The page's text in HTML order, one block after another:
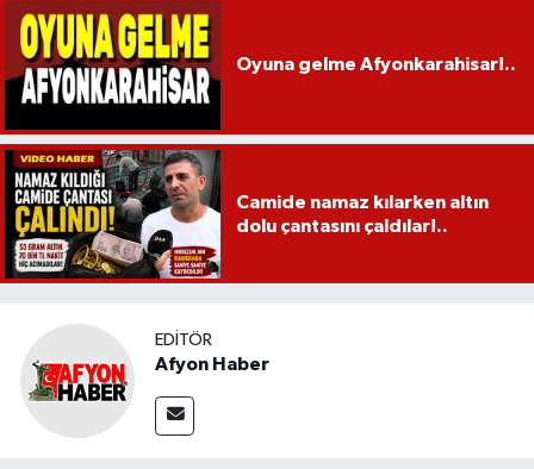
Oyuna gelme Afyonkarahisar!..
Camide namaz kılarken altın
dolu çantasını çaldılar!..
EDITÖR
Afyon Haber